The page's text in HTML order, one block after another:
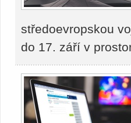
středoevropskou
do 17. září v